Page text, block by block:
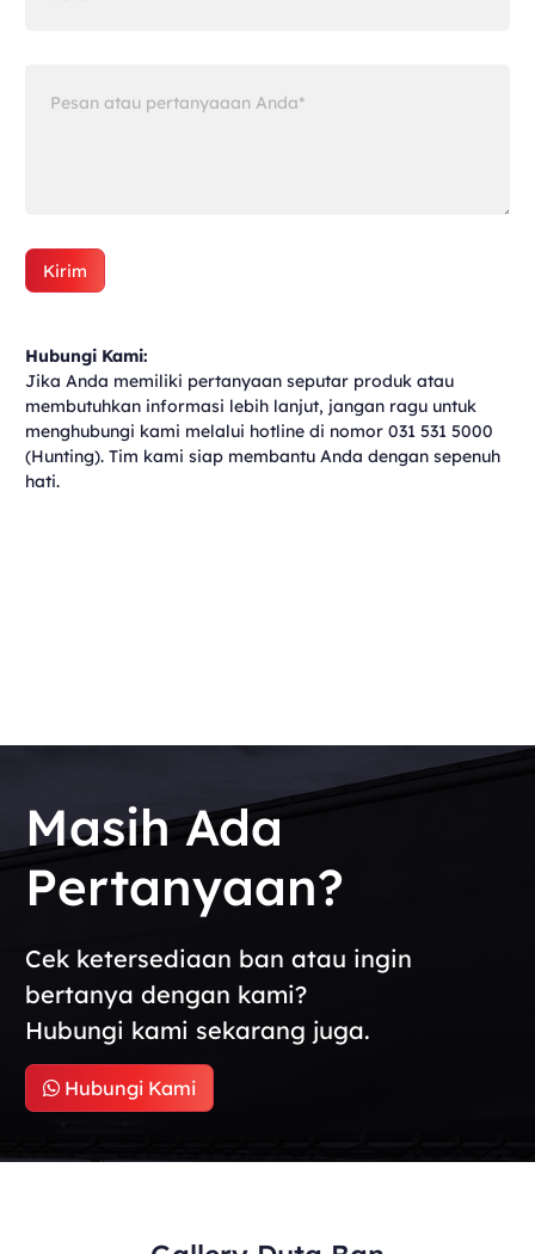
Kirim
Hubungi Kami:
Jika Anda memiliki pertanyaan seputar produk atau
membutuhkan informasi lebih lanjut, jangan ragu untuk
menghubungi kami melalui hotline di nomor 031 531 5000
(Hunting). Tim kami siap membantu Anda dengan sepenuh
hati.
Masih Ada
Pertanyaan?
Cek ketersediaan ban atau ingin
bertanya dengan kami?
Hubungi kami sekarang juga.
Hubungi Kami